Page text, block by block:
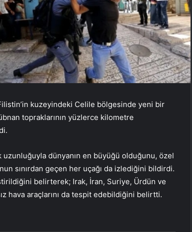
kuzeyindeki Celile bölgesinde yeni bir
topraklarının yüzlerce kilometre
dünyanın en büyüğü olduğunu, özel
sınırdan geçen her uçağı da izlediğini bildirdi.
belirterek; Irak, İran, Suriye, Ürdün ve
hava araçlarını da tespit edebildiğini belirtti.